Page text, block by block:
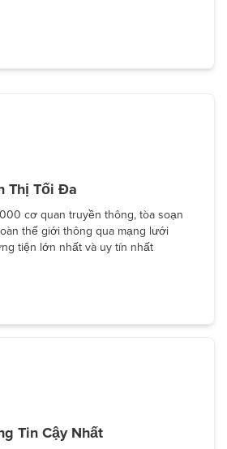
Thị Tối Đa
cơ quan truyền thông, tòa soạn
thế giới thông qua mạng lưới
tiện lớn nhất và uy tín nhất
Tin Cậy Nhất